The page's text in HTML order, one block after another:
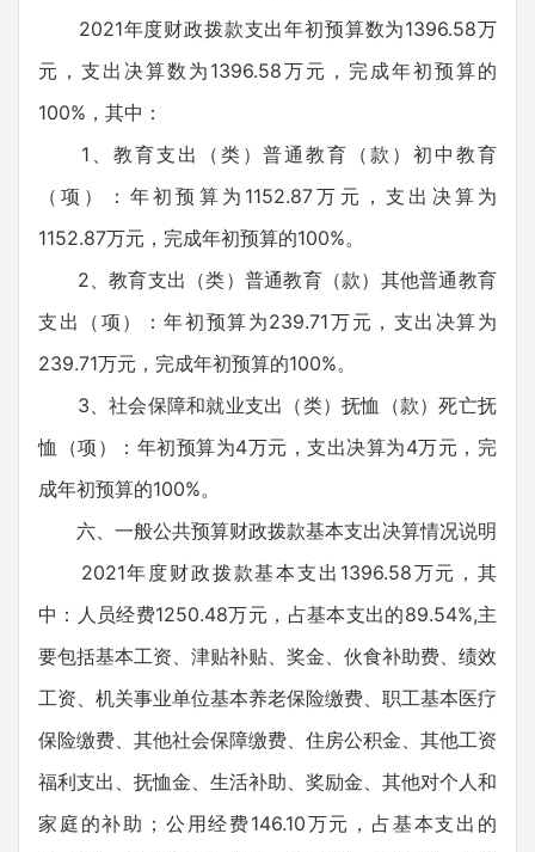
2021年度财政拨款支出年初预算数为1396.58万
元，支出决算数为1396.58万元，完成年初预算的
100%，其中：
1、教育支出（类）普通教育（款）初中教育
（项）：年初预算为1152.87万元，支出决算为
1152.87万元，完成年初预算的100%。
2、教育支出（类）普通教育（款）其他普通教育
支出（项）：年初预算为239.71万元，支出决算为
239.71万元，完成年初预算的100%。
3、社会保障和就业支出（类）抚恤（款）死亡抚
恤（项）：年初预算为4万元，支出决算为4万元，完
成年初预算的100%。
六、一般公共预算财政拨款基本支出决算情况说明
2021年度财政拨款基本支出1396.58万元，其
中：人员经费1250.48万元，占基本支出的89.54%,主
要包括基本工资、津贴补贴、奖金、伙食补助费、绩效
工资、机关事业单位基本养老保险缴费、职工基本医疗
保险缴费、其他社会保障缴费、住房公积金、其他工资
福利支出、抚恤金、生活补助、奖励金、其他对个人和
家庭的补助；公用经费146.10万元，占基本支出的